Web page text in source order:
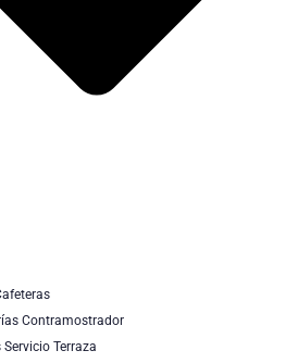
Contramostrador
Servicio Terraza